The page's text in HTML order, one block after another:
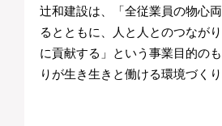
辻和建設は、「全従業員の物心
るとともに、人と人とのつなが
に貢献する」という事業目的の
りが生き生きと働ける環境づく